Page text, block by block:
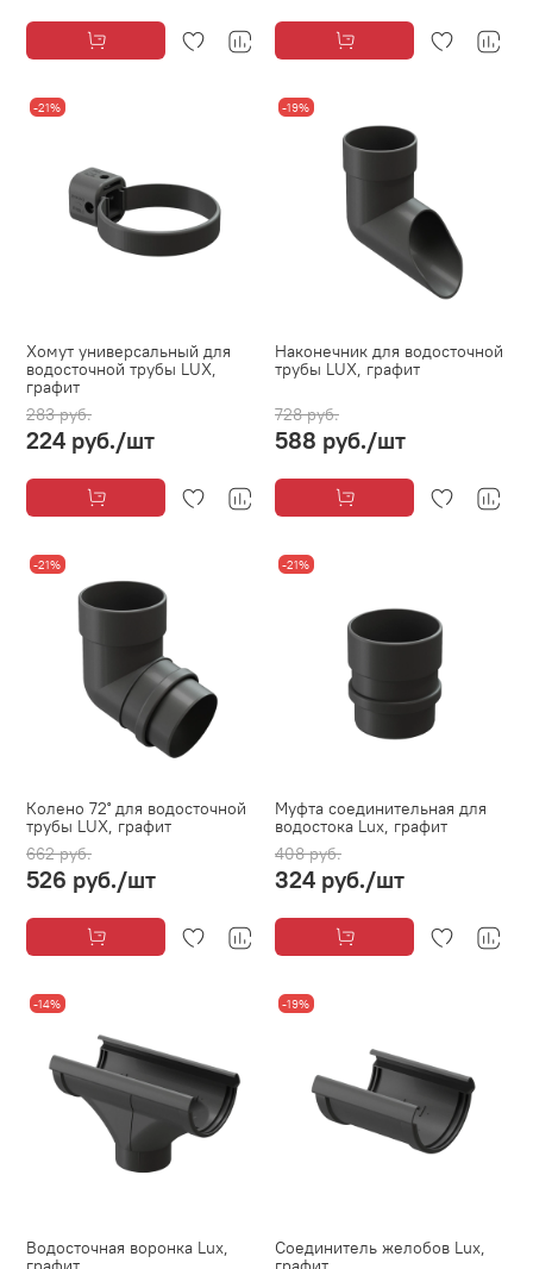
-21%
Хомут универсальный для
водосточной трубы LUX,
графит
283 руб.
224 руб./шт
-19%
Наконечник для водосточной
трубы LUX, графит
728 руб.
588 руб./шт
-21%
Колено 72˚ для водосточной
трубы LUX, графит
662 руб.
526 руб./шт
-21%
Муфта соединительная для
водостока Lux, графит
408 руб.
324 руб./шт
-14%
Водосточная воронка Lux,
-19%
Соединитель желобов Lux,